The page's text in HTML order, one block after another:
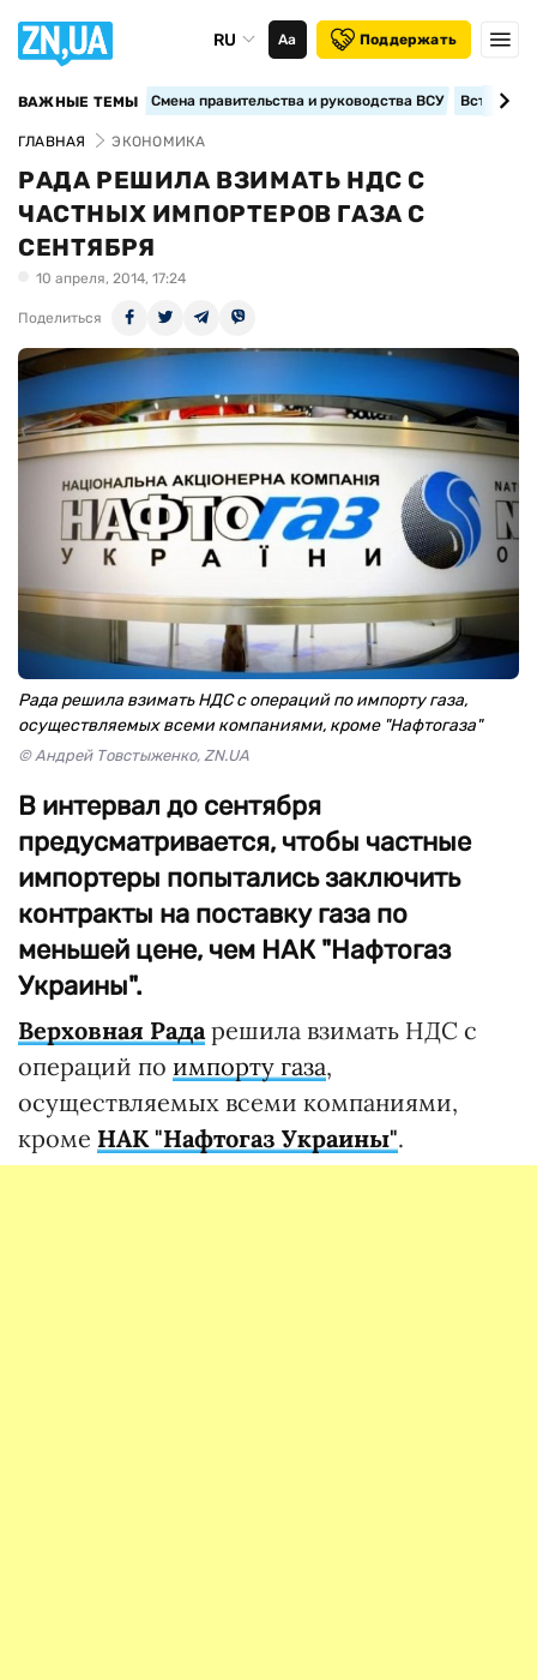
RU Аа Поддержать
ВАЖНЫЕ ТЕМЫ Смена правительства и руководства ВСУ
ГЛАВНАЯ ЭКОНОМИКА
РАДА РЕШИЛА ВЗИМАТЬ НДС С
ЧАСТНЫХ ИМПОРТЕРОВ ГАЗА С
СЕНТЯБРЯ
10 апреля, 2014, 17:24
Поделиться
Рада решила взимать НДС с операций по импорту газа,
осуществляемых всеми компаниями, кроме "Нафтогаза"
© Андрей Товстыженко, ZN.UA
В интервал до сентября
предусматривается, чтобы частные
импортеры попытались заключить
контракты на поставку газа по
меньшей цене, чем НАК "Нафтогаз
Украины".
Верховная Радарешила взимать НДС с
операций по импорту газа,
осуществляемых всеми компаниями,
кроме НАК "Нафтогаз Украины".